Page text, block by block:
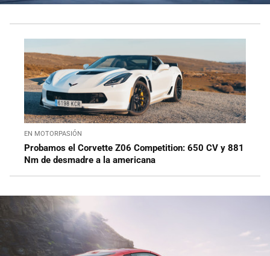
EN MOTORPASIÓN
Probamos el Corvette Z06 Competition: 650 CV y 881
Nm de desmadre a la americana